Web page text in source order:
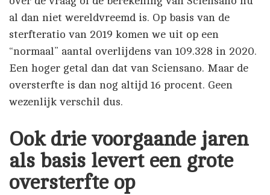
al dan niet wereldvreemd is. Op basis van de
sterfteratio van 2019 komen we uit op een
“normaal” aantal overlijdens van 109.328 in 2020.
Een hoger getal dan dat van Sciensano. Maar de
oversterfte is dan nog altijd 16 procent. Geen
wezenlijk verschil dus.
Ook drie voorgaande jaren
als basis levert een grote
oversterfte op